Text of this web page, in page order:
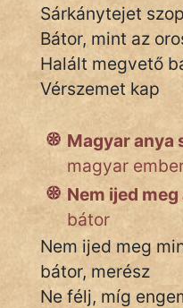
IRODALOM
És
KÖZMONDÁS
PSZICHO
FILM
Sárkánytejet
Bátor, mint az
Halált megvető
Vérszemet kap
Magyar anya
magyar
Nem ijed
bátor
Nem ijed meg
bátor, merész
Ne félj, míg